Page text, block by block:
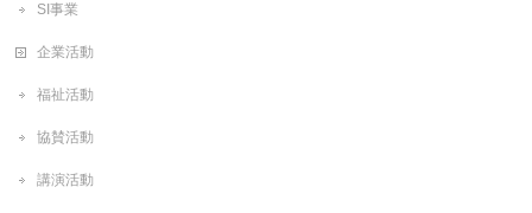
SI事業
企業活動
福祉活動
協賛活動
講演活動